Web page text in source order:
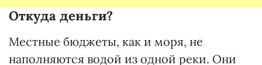
Откуда деньги?
Местные бюджеты, как и моря, не
наполняются водой из одной реки. Они